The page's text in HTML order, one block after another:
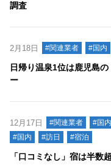
調査
2月18日 #関連業者 #国内
日帰り温泉1位は鹿児島
ー
12月17日 #関連業者
#国
#国内
#訪日 #宿泊
「口コミなし」宿は半